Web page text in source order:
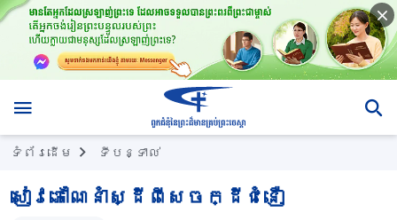
ទំព័រ​ដើម ទីបន្ទាល់
សៀវភៅណែនាំស្ដីពីសេចក្ដីជំនឿ